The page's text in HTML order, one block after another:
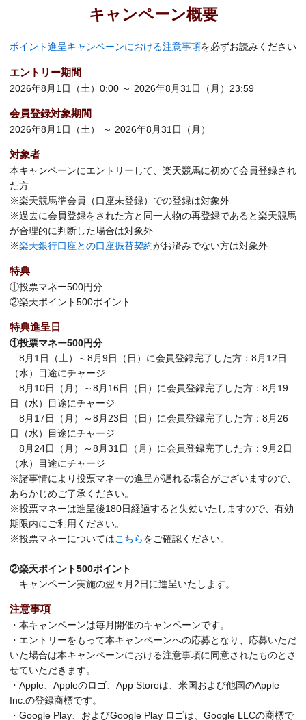
キャンペーン概要
ポイント進呈キャンペーンにおける注意事項を必ずお読みください
エントリー期間
2026年8月1日（土）0:00 ～ 2026年8月31日（月）23:59
会員登録対象期間
2026年8月1日（土） ～ 2026年8月31日（月）
対象者
本キャンペーンにエントリーして、楽天競馬に初めて会員登録され
た方
※楽天競馬準会員（口座未登録）での登録は対象外
※過去に会員登録をされた方と同一人物の再登録であると楽天競馬
が合理的に判断した場合は対象外
※楽天銀行口座との口座振替契約がお済みでない方は対象外
特典
①投票マネー500円分
②楽天ポイント500ポイント
特典進呈日
①投票マネー500円分
8月1日（土）～8月9日（日）に会員登録完了した方：8月12日
（水）目途にチャージ
8月10日（月）～8月16日（日）に会員登録完了した方：8月19
日（水）目途にチャージ
8月17日（月）～8月23日（日）に会員登録完了した方：8月26
日（水）目途にチャージ
8月24日（月）～8月31日（月）に会員登録完了した方：9月2日
（水）目途にチャージ
※諸事情により投票マネーの進呈が遅れる場合がございますので、
あらかじめご了承ください。
※投票マネーは進呈後180日経過すると失効いたしますので、有効
期限内にご利用ください。
※投票マネーについてはこちらをご確認ください。
②楽天ポイント500ポイント
キャンペーン実施の翌々月2日に進呈いたします。
注意事項
・本キャンペーンは毎月開催のキャンペーンです。
・エントリーをもって本キャンペーンへの応募となり、応募いただ
いた場合は本キャンペーンにおける注意事項に同意されたものとさ
せていただきます。
・Apple、Appleのロゴ、App Storeは、米国および他国のApple
Inc.の登録商標です。
・Google Play、およびGoogle Play ロゴは、Google LLCの商標で